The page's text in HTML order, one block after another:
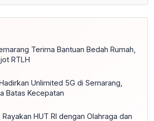
Terima Bantuan Bedah Rumah,
RTLH
Unlimited 5G di Semarang,
Batas Kecepatan
HUT RI dengan Olahraga dan